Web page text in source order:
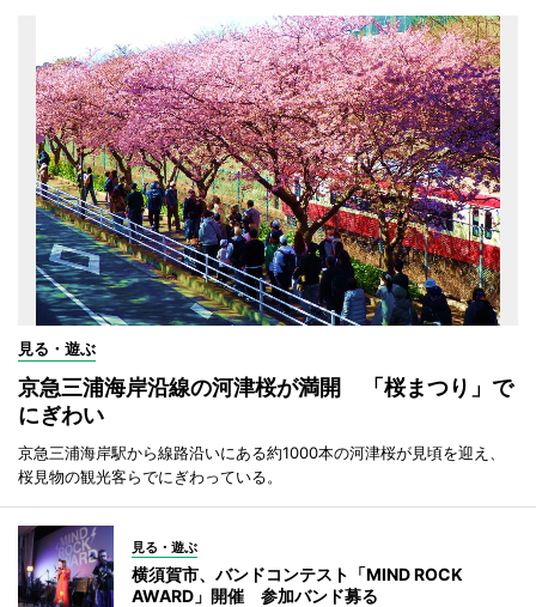
見る・遊ぶ
京急三浦海岸沿線の河津桜が満開 「桜まつり」で
にぎわい
京急三浦海岸駅から線路沿いにある約1000本の河津桜が見頃を迎え、
桜見物の観光客らでにぎわっている。
見る・遊ぶ
横須賀市、バンドコンテスト「MIND ROCK
AWARD」開催 参加バンド募る